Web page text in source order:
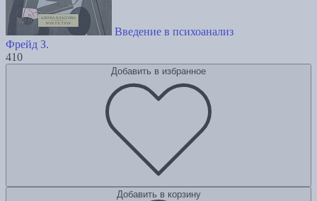
Введение в психоанализ
Фрейд З.
410
Добавить в избранное
Добавить в корзину